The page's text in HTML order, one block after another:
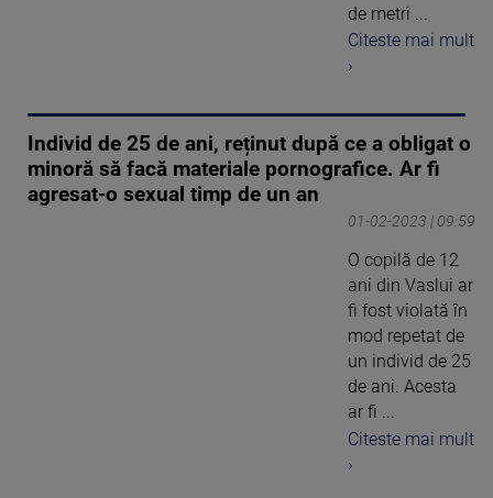
de metri ...
Citeste mai mult
›
Individ de 25 de ani, reținut după ce a obligat o
minoră să facă materiale pornografice. Ar fi
agresat-o sexual timp de un an
01-02-2023 | 09:59
O copilă de 12
ani din Vaslui ar
fi fost violată în
mod repetat de
un individ de 25
de ani. Acesta
ar fi ...
Citeste mai mult
›